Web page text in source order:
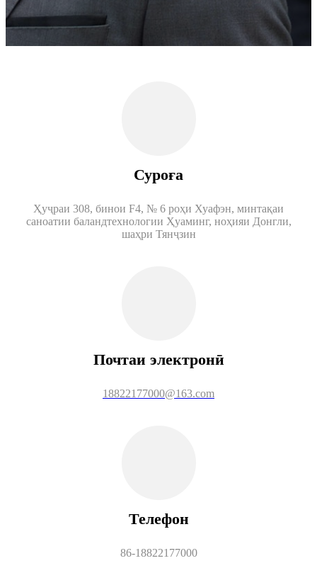
Суроға
Ҳуҷраи 308, бинои F4, № 6 роҳи Хуафэн, минтақаи
саноатии баландтехнологии Ҳуаминг, ноҳияи Донгли,
шаҳри Тянҷзин
Почтаи электронӣ
18822177000@163.com
Телефон
86-18822177000